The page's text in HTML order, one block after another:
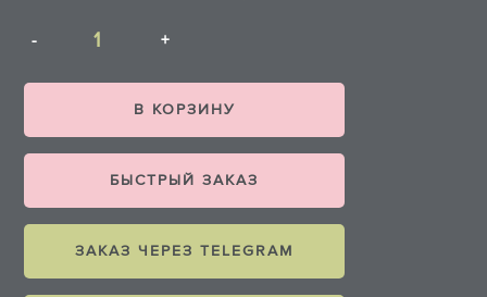
В КОРЗИНУ
БЫСТРЫЙ ЗАКАЗ
ЗАКАЗ ЧЕРЕЗ TELEGRAM